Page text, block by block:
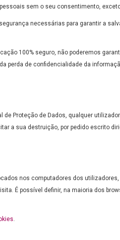
sem o seu consentimento,
necessárias para garantir a
100% seguro, não poderemos
perda de confidencialidade da
de Proteção de Dados, qualquer
a sua destruição, por pedido escrito
nos computadores dos
É possível definir, na maioria dos
.